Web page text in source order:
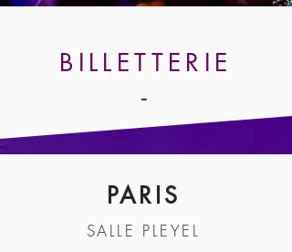
BILLETTERIE
-
PARIS
SALLE PLEYEL